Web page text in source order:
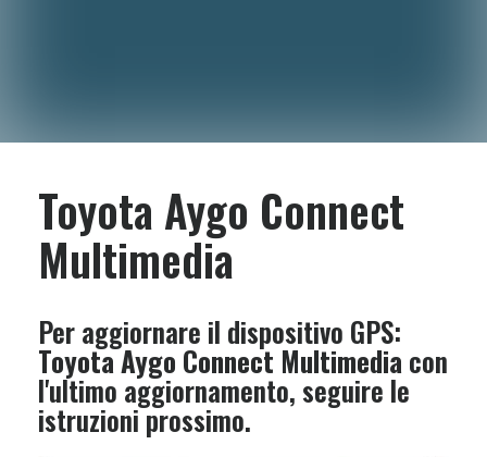
Toyota Aygo Connect
Multimedia
Per aggiornare il dispositivo GPS:
Toyota Aygo Connect Multimedia con
l'ultimo aggiornamento, seguire le
istruzioni prossimo.